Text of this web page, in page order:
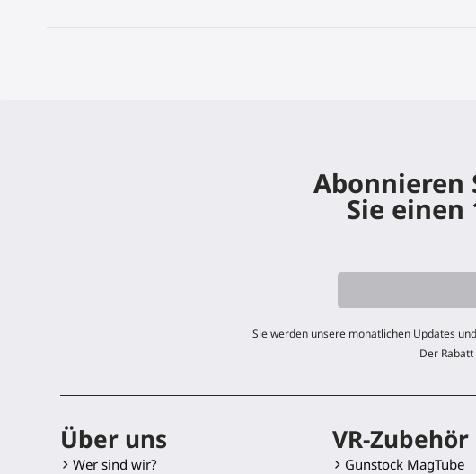
Abonnieren
Sie
Sie werden unsere monatlichen Updates
Der
Über uns
Wer sind wir?
VR-Zubehör
Gunstock MagTube